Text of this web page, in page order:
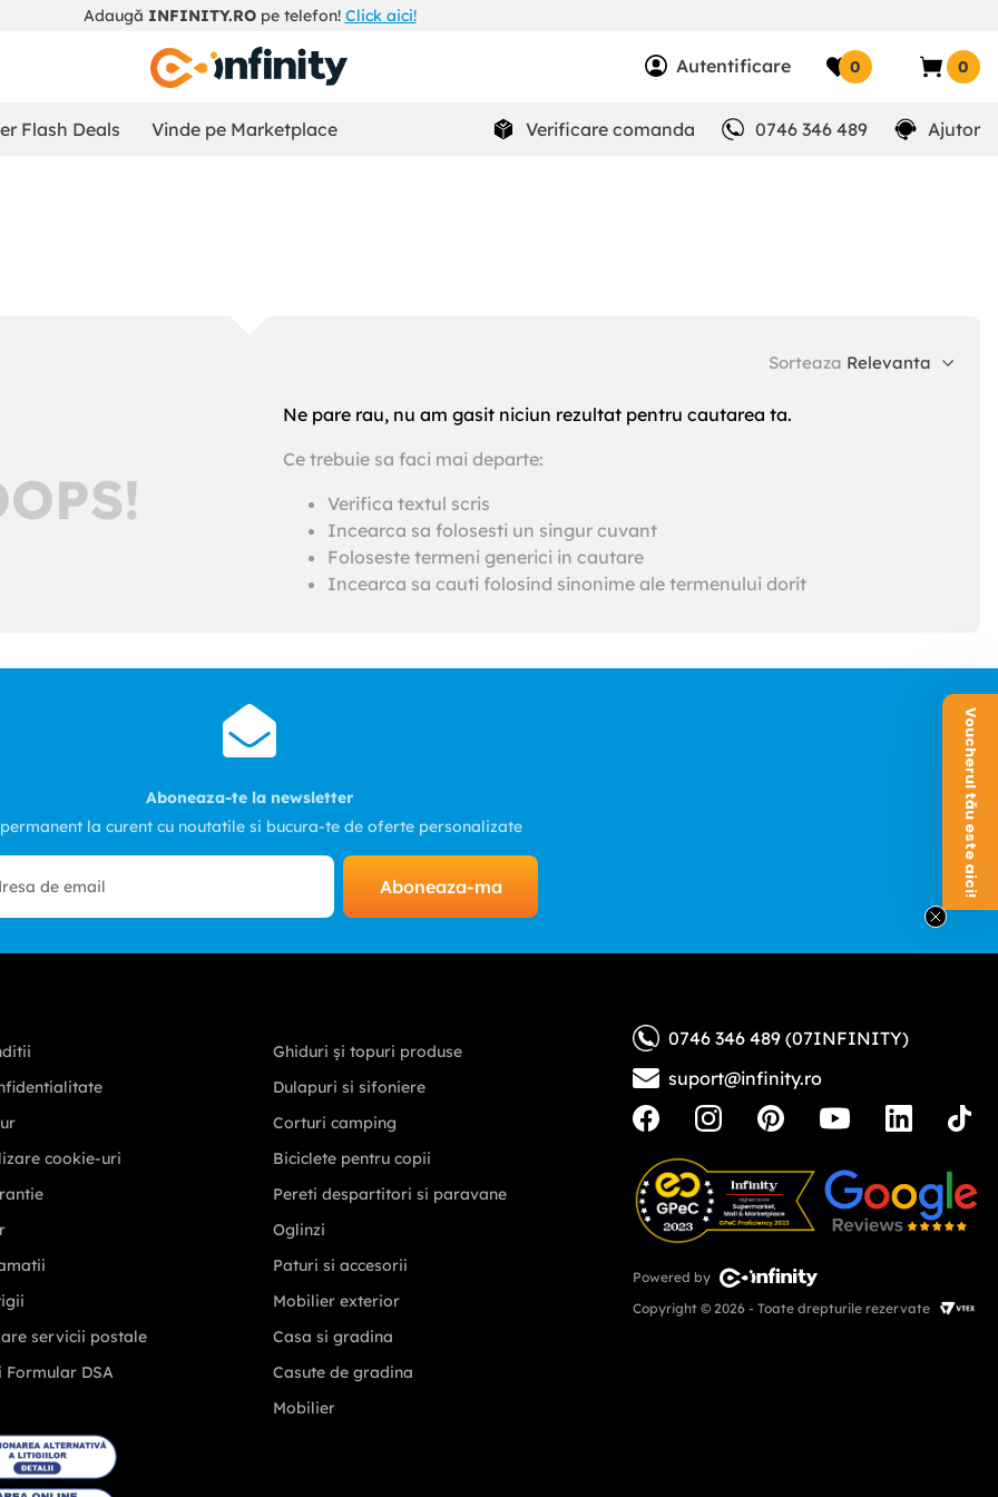
Adaugă INFINITY.ROpe telefon! Click aici!
Autentificare 0 0
Flash Deals Vinde pe Marketplace Verificare comanda 0746 346 489 Ajutor
Sorteaza Relevanta
Ne pare rau, nu am gasit niciun rezultat pentru cautarea ta.
Ce trebuie sa faci mai departe:
Verifica textul scris
Incearca sa folosesti un singur cuvant
Foloseste termeni generici in cautare
Incearca sa cauti folosind sinonime ale termenului dorit
Aboneaza-te la newsletter
la curent cu noutatile si bucura-te de oferte personalizate
Aboneaza-ma
cookie-uri
servicii postale
Formular DSA
Ghiduri și topuri produse
Dulapuri si sifoniere
Corturi camping
Biciclete pentru copii
Pereti despartitori si paravane
Oglinzi
Paturi si accesorii
Mobilier exterior
Casa si gradina
Casute de gradina
Mobilier
0746 346 489 (07INFINITY)
suport@infinity.ro
Powered by
Copyright © 2026 - Toate drepturile rezervate
Voucherul tău este aici!